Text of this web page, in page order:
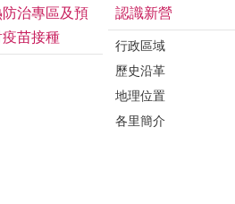
治專區及預
疫苗接種
認識新營
行政區域
歷史沿革
地理位置
各里簡介